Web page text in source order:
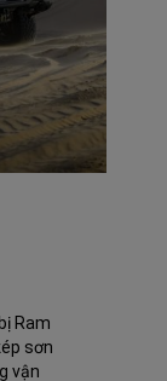
Ram
sơn
vận